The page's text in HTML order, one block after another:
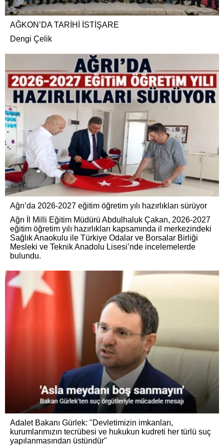
AĞKON’DA TARİHİ İSTİŞARE
Dengi Çelik
Ağrı’da 2026-2027 eğitim öğretim yılı hazırlıkları sürüyor
Ağrı İl Milli Eğitim Müdürü Abdulhaluk Çakan, 2026-2027
eğitim öğretim yılı hazırlıkları kapsamında il merkezindeki
Sağlık Anaokulu ile Türkiye Odalar ve Borsalar Birliği
Mesleki ve Teknik Anadolu Lisesi’nde incelemelerde
bulundu.
Adalet Bakanı Gürlek: "Devletimizin imkanları,
kurumlarımızın tecrübesi ve hukukun kudreti her türlü suç
yapılanmasından üstündür"